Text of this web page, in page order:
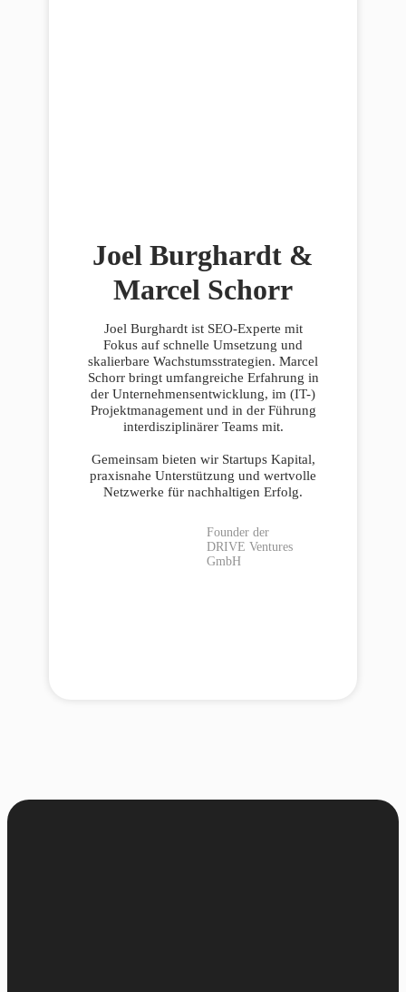
Joel Burghardt &
Marcel Schorr
Joel Burghardt ist SEO-Experte mit
Fokus auf schnelle Umsetzung und
skalierbare Wachstumsstrategien. Marcel
Schorr bringt umfangreiche Erfahrung in
der Unternehmensentwicklung, im (IT-)
Projektmanagement und in der Führung
interdisziplinärer Teams mit.
Gemeinsam bieten wir Startups Kapital,
praxisnahe Unterstützung und wertvolle
Netzwerke für nachhaltigen Erfolg.
Founder der
DRIVE Ventures
GmbH